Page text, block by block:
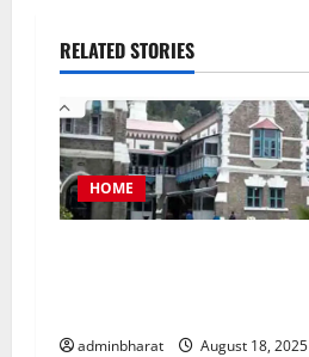
RELATED STORIES
HOME
adminbharat
August 18, 2025